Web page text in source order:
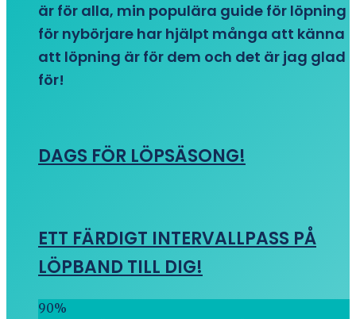
är för alla, min populära guide för löpning
för nybörjare har hjälpt många att känna
att löpning är för dem och det är jag glad
för!
DAGS FÖR LÖPSÄSONG!
ETT FÄRDIGT INTERVALLPASS PÅ
LÖPBAND TILL DIG!
90%